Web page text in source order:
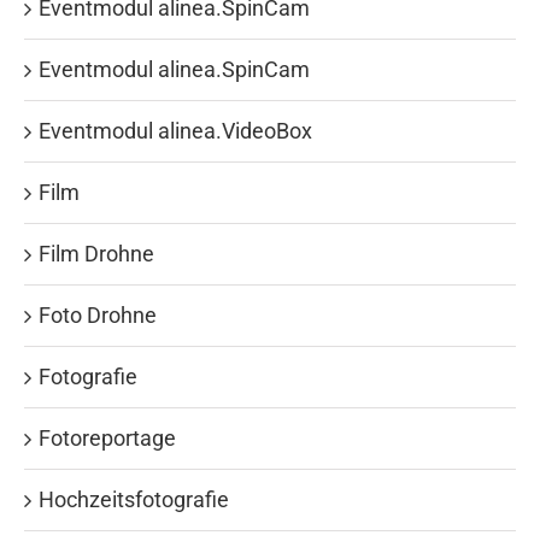
Eventmodul alinea.SpinCam
Eventmodul alinea.SpinCam
Eventmodul alinea.VideoBox
Film
Film Drohne
Foto Drohne
Fotografie
Fotoreportage
Hochzeitsfotografie